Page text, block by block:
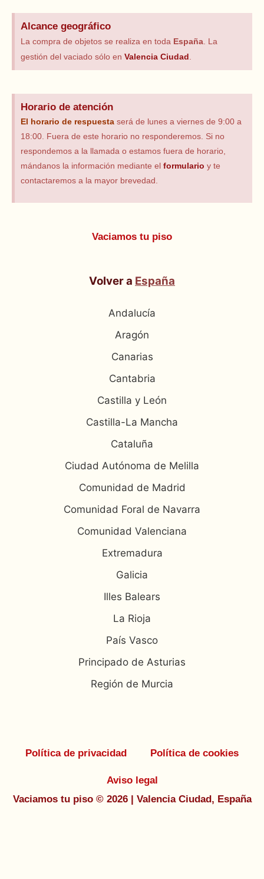
Alcance geográfico
La compra de objetos se realiza en toda España . La
gestión del vaciado sólo en Valencia Ciudad
Horario de atención
El horario de respuesta será de lunes a viernes de 9:00 a
18:00. Fuera de este horario no responderemos. Si no
respondemos a la llamada o estamos fuera de horario,
mándanos la información mediante el formulario y te
contactaremos a la mayor brevedad.
Vaciamos tu piso
Volver a España
Andalucía
Aragón
Canarias
Cantabria
Castilla y León
Castilla-La Mancha
Cataluña
Ciudad Autónoma de Melilla
Comunidad de Madrid
Comunidad Foral de Navarra
Comunidad Valenciana
Extremadura
Galicia
Illes Balears
La Rioja
País Vasco
Principado de Asturias
Región de Murcia
Política de privacidad Política de cookies
Aviso legal
Vaciamos tu piso © 2026 | Valencia Ciudad, España